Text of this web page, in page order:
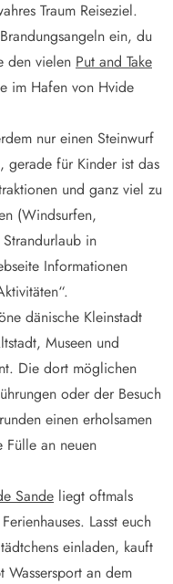
Traum Reiseziel.
ein, du
den vielen Put and Take
im Hafen von Hvide
nur einen Steinwurf
gerade für Kinder ist das
und ganz viel zu
(Windsurfen,
in
Informationen
dänische Kleinstadt
Museen und
Die dort möglichen
oder der Besuch
einen erholsamen
Fülle an neuen
Sande liegt oftmals
Lasst euch
einladen, kauft
an dem